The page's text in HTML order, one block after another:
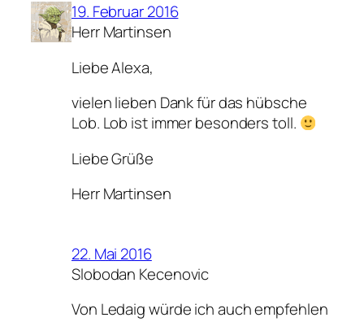
19. Februar 2016
Herr Martinsen
Liebe Alexa,
vielen lieben Dank für das hübsche
Lob. Lob ist immer besonders toll.
Liebe Grüße
Herr Martinsen
22. Mai 2016
Slobodan Kecenovic
Von Ledaig würde ich auch empfehlen